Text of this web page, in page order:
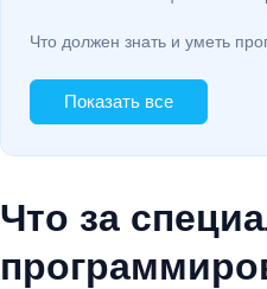
Что должен знать и уметь
Показать все
Что за